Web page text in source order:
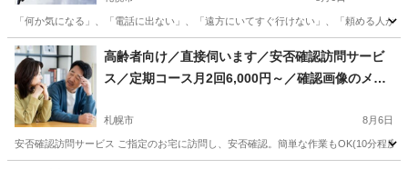
「何か気になる」、「電話に出ない」、「遠方にいてすぐ行けない」、「頼める人
北海道 札幌市 便利屋 御用聞き
高齢者向け／直接伺います／安否確認訪問サービ
ス／定期コース月2回6,000円～／確認画像のメー
札幌市 8月6日
安否確認訪問サービス ご指定のお宅に訪問し、安否確認。簡単な作業もOK(10分程度